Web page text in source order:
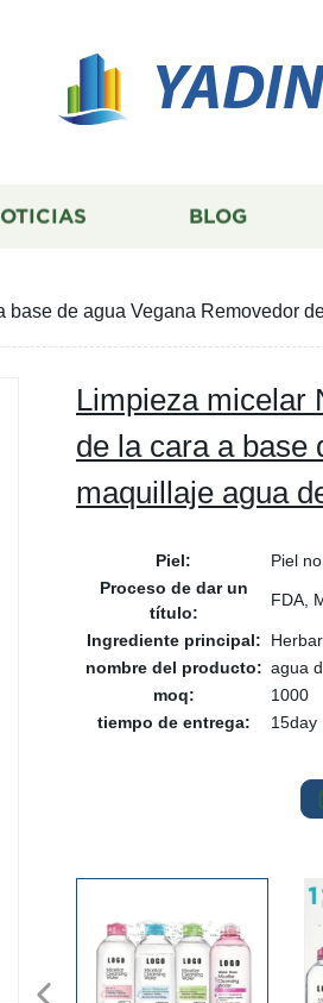
YADIN
BLOG
de agua Vegana Removedor
Limpieza micelar
de la cara a base
maquillaje agua
Piel:
Piel
Proceso de dar un
título:
FDA,
Ingrediente principal:
nombre del producto: agua
moq:
1000
tiempo de entrega:
15day